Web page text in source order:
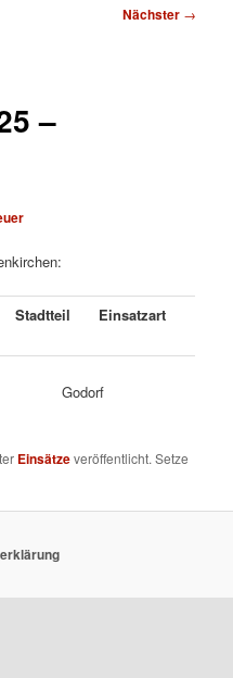
Nächster →
–
Stadtteil Einsatzart
Godorf
Einsätzeveröffentlicht. Setze